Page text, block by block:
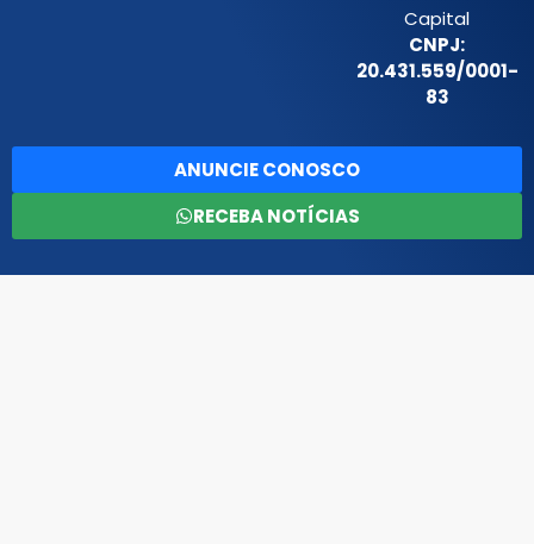
Capital
CNPJ:
20.431.559/0001-
83
ANUNCIE CONOSCO
RECEBA NOTÍCIAS